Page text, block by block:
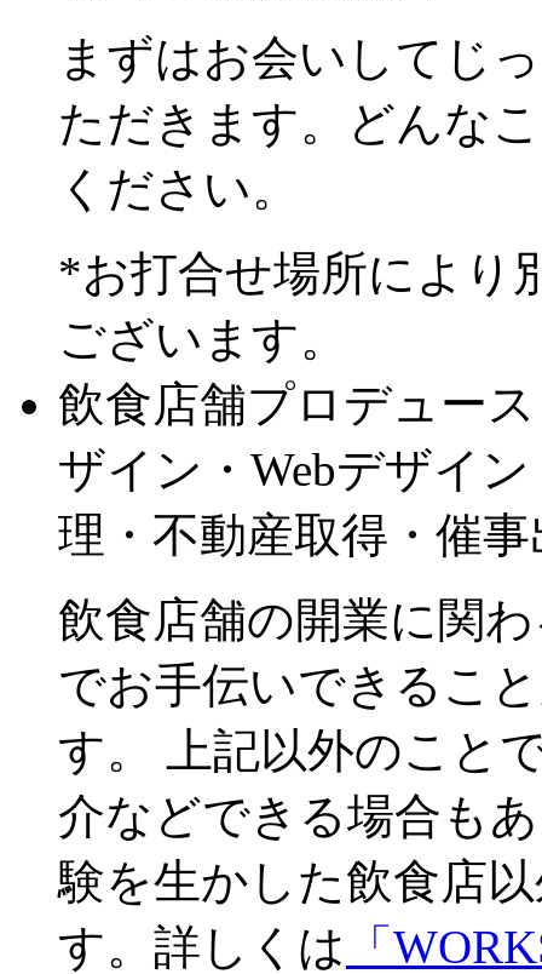
まずはお会いしてじ
ただきます。どんな
ください。
*お打合せ場所により
ございます。
飲食店舗プロデュー
ザイン・Webデザイ
理・不動産取得・催
飲食店舗の開業に関
でお手伝いできるこ
す。 上記以外のこと
介などできる場合も
験を生かした飲食店
す。詳しくは 「